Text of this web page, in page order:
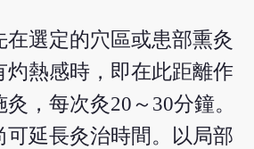
在選定的穴區或患部熏灸
灼熱感時，即在此距離作
，每次灸20～30分鐘。
可延長灸治時間。以局部